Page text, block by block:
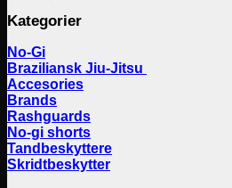
Kategorier
No-Gi
Braziliansk Jiu-Jitsu
Accesories
Brands
Rashguards
No-gi shorts
Tandbeskyttere
Skridtbeskytter